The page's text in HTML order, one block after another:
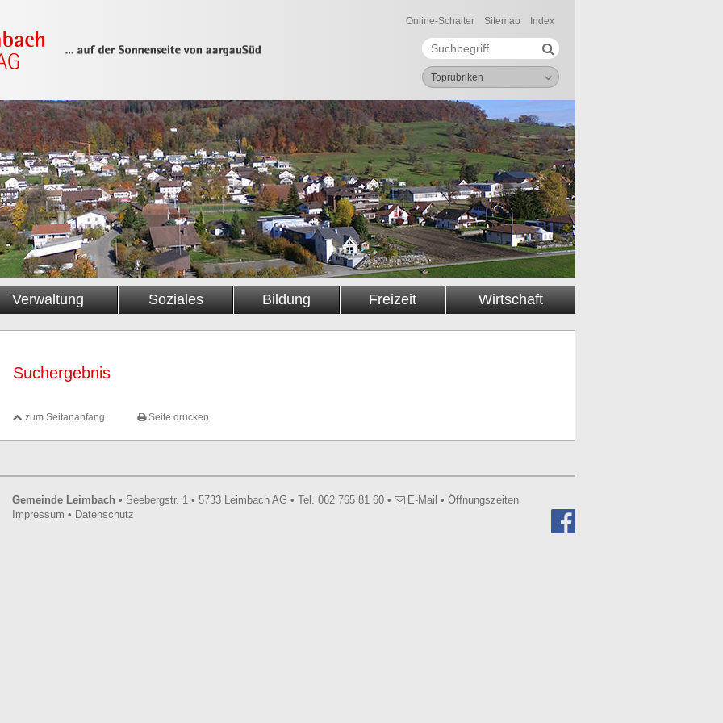
Online-Schalter Sitemap Index
Suchbegriff
Suche starten
Toprubriken
Verwaltung Soziales Bildung Freizeit Wirtschaft
Suchergebnis
zum Seitananfang Seite drucken
Footer
Gemeinde Leimbach • Seebergstr. 1 • 5733 Leimbach AG • Tel. 062 765 81 60 • E-Mail •Öffnungszeiten
Impressum • Datenschutz